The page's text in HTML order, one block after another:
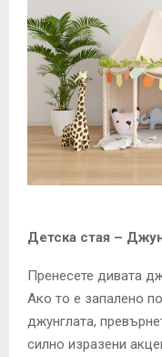
Детска стая –
Пренесете дивата
Ако то е запалено
джунглата,
силно изразени